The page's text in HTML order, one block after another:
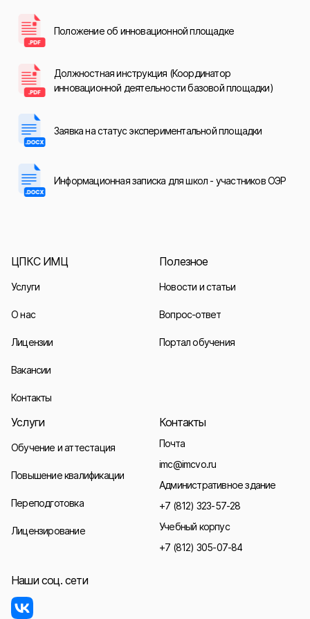
Положение об инновационной площадке
Должностная инструкция (Координатор
инновационной деятельности базовой площадки)
Заявка на статус экспериментальной площадки
Информационная записка для школ - участников ОЭР
ЦПКС ИМЦ
Услуги
О нас
Лицензии
Вакансии
Контакты
Полезное
Новости и статьи
Вопрос-ответ
Портал обучения
Услуги
Обучение и аттестация
Повышение квалификации
Переподготовка
Лицензирование
Контакты
Почта
imc@imcvo.ru
Административное здание
+7 (812) 323-57-28
Учебный корпус
+7 (812) 305-07-84
Наши соц. сети